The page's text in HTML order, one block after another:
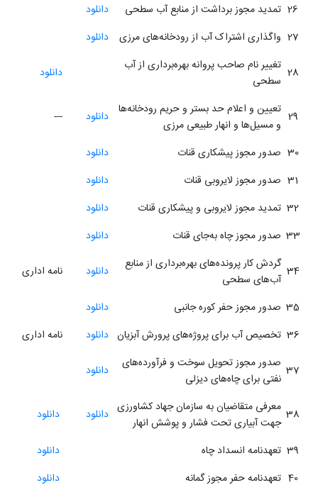
26 تمدید مجوز برداشت از منابع آب سطحی
دانلود
27 واگذاری اشتراک آب از رودخانه‌های مرزی دانلود
28 تغییر نام صاحب پروانه بهره‌برداری از آب
سطحی
دانلود
29 تعیین و اعلام حد بستر و حریم رودخانه‌ها
و مسیل‌ها و انهار طبیعی مرزی
دانلود ---
30 صدور مجوز پیشکاری قنات
دانلود
31 صدور مجوز لایروبی قنات
دانلود
32 تمدید مجوز لایروبی و پیشکاری قنات
دانلود
33 صدور مجوز چاه به‌جای قنات دانلود
34 گردش کار پرونده‌های بهره‌برداری از منابع
آب‌های سطحی
دانلود نامه اداری
35 صدور مجوز حفر کوره جانبی
دانلود
36 تخصیص آب برای پروژه‌های پرورش آبزیان دانلود نامه اداری
37 صدور مجوز تحویل سوخت و فرآورده‌های
نفتی برای چاه‌های دیزلی
دانلود
38 معرفی متقاضیان به سازمان جهاد کشاورزی
جهت آبیاری تحت فشار و پوشش انهار
دانلود دانلود
39 تعهدنامه انسداد چاه
دانلود
40 تعهدنامه حفر مجوز گمانه دانلود